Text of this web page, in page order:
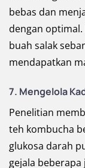
bebas dan
dengan optimal.
buah salak
mendapatkan
7. Mengelola
Penelitian
teh kombucha
glukosa darah
gejala